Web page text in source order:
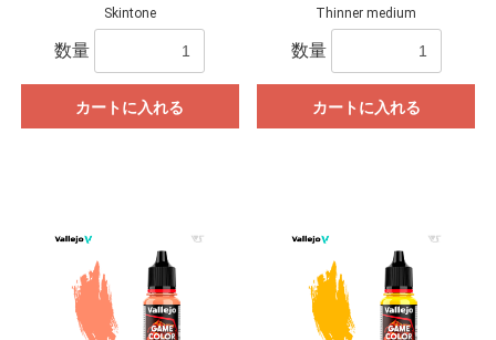
Skintone
数量
カートに入れる
Thinner medium
数量
カートに入れる